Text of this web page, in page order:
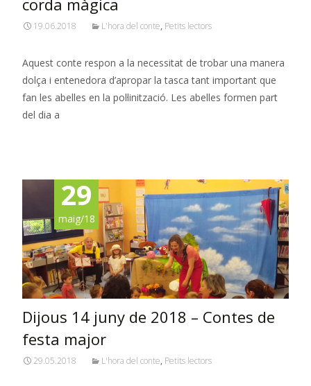
corda màgica
19.06.2018 L'hora del conte, Petits lectors
Aquest conte respon a la necessitat de trobar una manera
dolça i entenedora d’apropar la tasca tant important que
fan les abelles en la pol·linització. Les abelles formen part
del dia a
29
maig/18
Dijous 14 juny de 2018 – Contes de
festa major
29.05.2018 L'hora del conte, Petits lectors